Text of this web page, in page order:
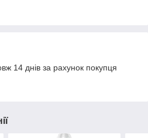
14 днів за рахунок покупця